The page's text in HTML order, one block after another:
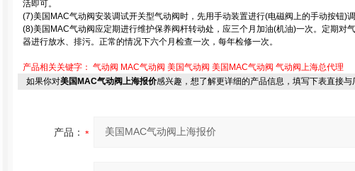
活即可。
(7)美国MAC气动阀安装调试开关型气动阀时，先用手动装置进行(电磁阀上的手动按钮)
(8)美国MAC气动阀应定期进行维护保养阀杆转动处，应三个月加油(机油)一次。定期对
器进行放水、排污。正常的情况下六个月检查一次，每年检修一次。
产品相关关键字： 气动阀 MAC气动阀 美国气动阀 美国MAC气动阀 气动阀上海总代理
如果你对美国MAC气动阀上海报价感兴趣，想了解更详细的产品信息，填写下表直接与
产品：